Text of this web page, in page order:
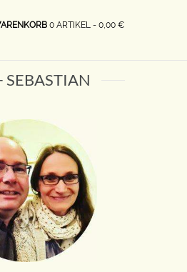
0 ARTIKEL - 0,00 €
SEBASTIAN